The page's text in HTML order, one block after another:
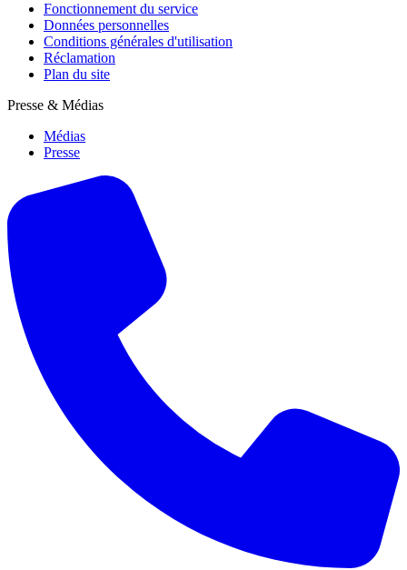
Fonctionnement du service
Données personnelles
Conditions générales d'utilisation
Réclamation
Plan du site
Presse & Médias
Médias
Presse